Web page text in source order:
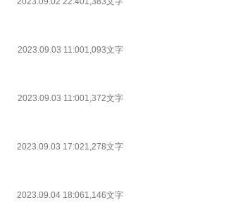
2023.09.03 11:001,093文字
2023.09.03 11:001,372文字
2023.09.03 17:021,278文字
2023.09.04 18:061,146文字